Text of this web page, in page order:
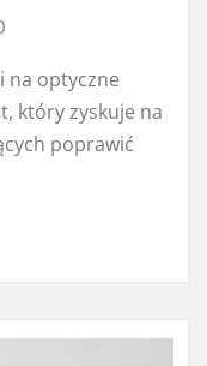
na optyczne
który zyskuje na
poprawić